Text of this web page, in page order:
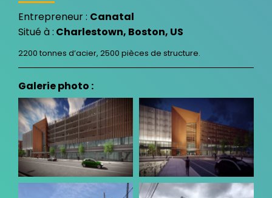
Entrepreneur : Canatal
Situé à : Charlestown, Boston, US
2200 tonnes d’acier, 2500 pièces de structure.
Galerie photo :